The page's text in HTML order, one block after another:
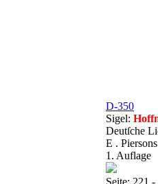
D-350
Sigel:
Deutſche
E .
1. Auflage
Seite: 221 -